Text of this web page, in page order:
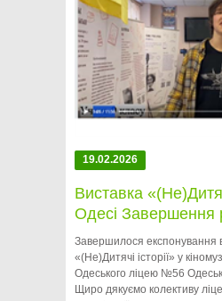
19.02.2026
Виставка
Одесі Завершення
Завершилося експонування
«(Не)Дитячі історії» у
Одеського ліцею №56
Щиро дякуємо колективу